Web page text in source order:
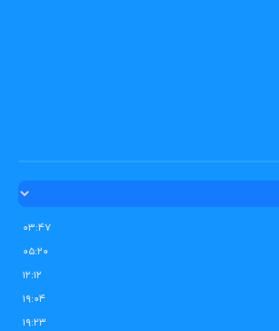
۰۳:۴۷
۰۵:۲۰
۱۲:۱۲
۱۹:۰۴
۱۹:۲۳